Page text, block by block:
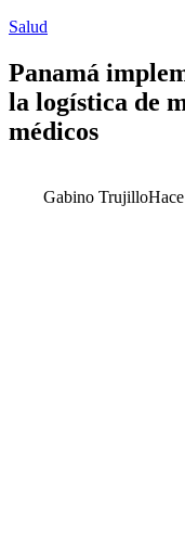
Salud
Panamá
la logística de
médicos
Gabino Trujillo